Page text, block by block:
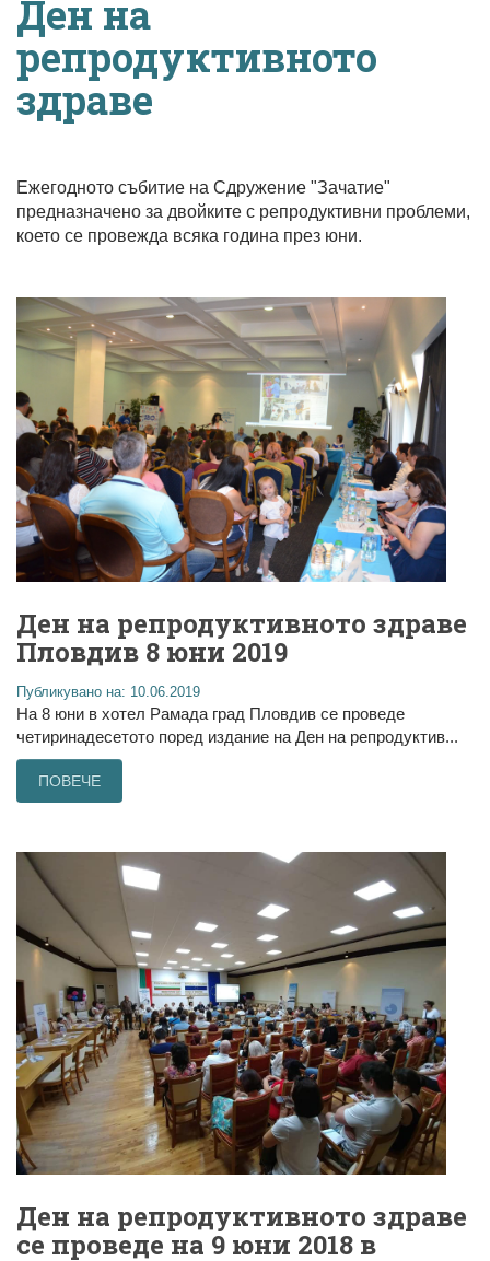
Ден на
репродуктивното
здраве
Ежегодното събитие на Сдружение "Зачатие"
предназначено за двойките с репродуктивни проблеми,
което се провежда всяка година през юни.
Ден на репродуктивното здраве
Пловдив 8 юни 2019
Публикувано на: 10.06.2019
На 8 юни в хотел Рамада град Пловдив се проведе
четиринадесетото поред издание на Ден на репродуктив...
ПОВЕЧЕ
Ден на репродуктивното здраве
се проведе на 9 юни 2018 в